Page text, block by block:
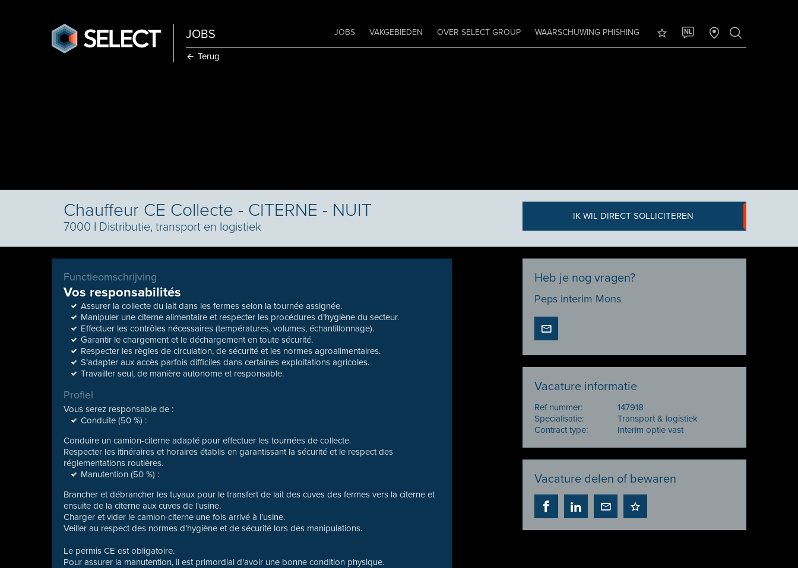
JOBS JOBS VAKGEBIEDEN OVER SELECT GROUP WAARSCHUWING PHISHING NL
Terug
Chauffeur CE Collecte - CITERNE - NUIT
7000 I Distributie, transport en logistiek
IK WIL DIRECT SOLLICITEREN
Functieomschrijving
Vos responsabilités
Assurer la collecte du lait dans les fermes selon la tournée assignée.
Manipuler une citerne alimentaire et respecter les procédures d’hygiène du secteur.
Effectuer les contrôles nécessaires (températures, volumes, échantillonnage).
Garantir le chargement et le déchargement en toute sécurité.
Respecter les règles de circulation, de sécurité et les normes agroalimentaires.
S’adapter aux accès parfois difficiles dans certaines exploitations agricoles.
Travailler seul, de manière autonome et responsable.
Profiel
Vous serez responsable de :
Conduite (50 %) :
Conduire un camion-citerne adapté pour effectuer les tournées de collecte.
Respecter les itinéraires et horaires établis en garantissant la sécurité et le respect des
réglementations routières.
Manutention (50 %) :
Brancher et débrancher les tuyaux pour le transfert de lait des cuves des fermes vers la citerne et
ensuite de la citerne aux cuves de l'usine.
Charger et vider le camion-citerne une fois arrivé à l’usine.
Veiller au respect des normes d’hygiène et de sécurité lors des manipulations.
Le permis CE est obligatoire.
Pour assurer la manutention, il est primordial d'avoir une bonne condition physique.
Heb je nog vragen?
Peps interim Mons
Vacature informatie
Ref nummer:
147918
Specialisatie:
Transport & logistiek
Contract type:
Interim optie vast
Vacature delen of bewaren